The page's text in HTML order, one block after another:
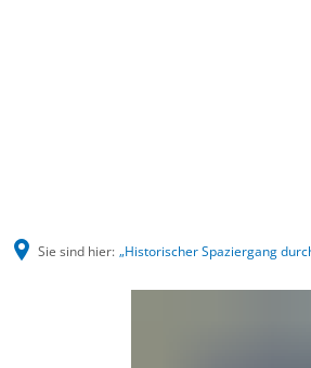
Sie sind hier: „Historischer Spaziergang